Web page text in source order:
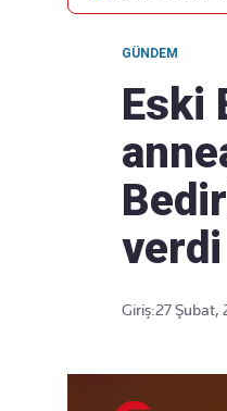
GÜNDEM
Eski
verdi
Giriş:27 Şubat,